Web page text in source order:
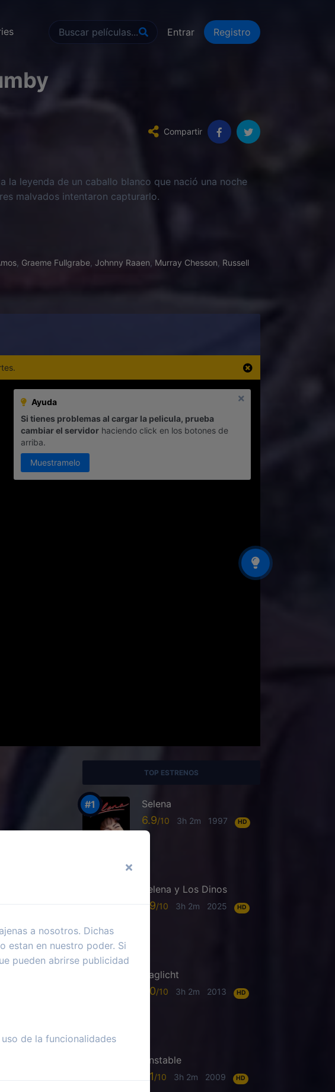
Entrar Registro
Compartir
la leyenda de un caballo blanco que nació una noche
malvados intentaron capturarlo.
Graeme Fullgrabe Johnny Raaen Murray Chesson Russell
Ayuda
Si tienes problemas al cargar la pelicula, prueba
cambiar el servidor haciendo click en los botones de
arriba.
Muestramelo
TOP ESTRENOS
Selena
6.9 3h 2m 1997 HD
Selena y Los Dinos
7.9 3h 2m 2025 HD
Daglicht
7.0 3h 2m 2013 HD
Unstable
6.1 3h 2m 2009 HD
a nosotros. Dichas
estan en nuestro poder. Si
pueden abrirse publicidad
de la funcionalidades